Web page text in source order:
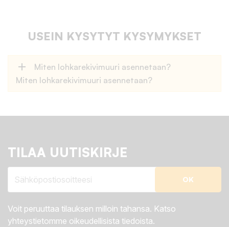
USEIN KYSYTYT KYSYMYKSET
add
Miten lohkarekivimuuri asennetaan?
Miten lohkarekivimuuri asennetaan?
TILAA UUTISKIRJE
Voit peruuttaa tilauksen milloin tahansa. Katso
yhteystietomme oikeudellisista tiedoista.